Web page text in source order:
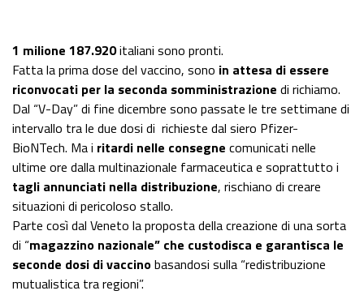
1 milione 187.920italiani sono pronti.
Fatta la prima dose del vaccino, sono in attesa di essere
riconvocati per la seconda somministrazione di richiamo.
Dal “V-Day” di fine dicembre sono passate le tre settimane di
intervallo tra le due dosi di richieste dal siero Pfizer-
BioNTech. Ma i ritardi nelle consegne comunicati nelle
ultime ore dalla multinazionale farmaceutica e soprattutto i
tagli annunciati nella distribuzione, rischiano di creare
situazioni di pericoloso stallo.
Parte così dal Veneto la proposta della creazione di una sorta
di “magazzino nazionale” che custodisca e garantisca le
seconde dosi di vaccinobasandosi sulla “redistribuzione
mutualistica tra regioni”.